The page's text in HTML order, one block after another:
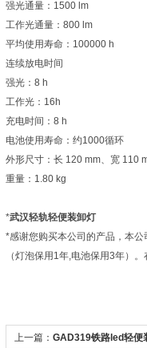
强光通量：1500 lm
工作光通量：800 lm
平均使用寿命：100000 h
连续放电时间
强光：8 h
工作光：16h
充电时间：8 h
电池使用寿命：约1000循环
外形尺寸：长 120 mm、宽 110
重量：1.80 kg
*武汉轻轨轻便装卸灯
*感谢您购买本公司的产品，本
（灯泡保用1年,电池保用3年）
上一篇： GAD319铁路led轻便